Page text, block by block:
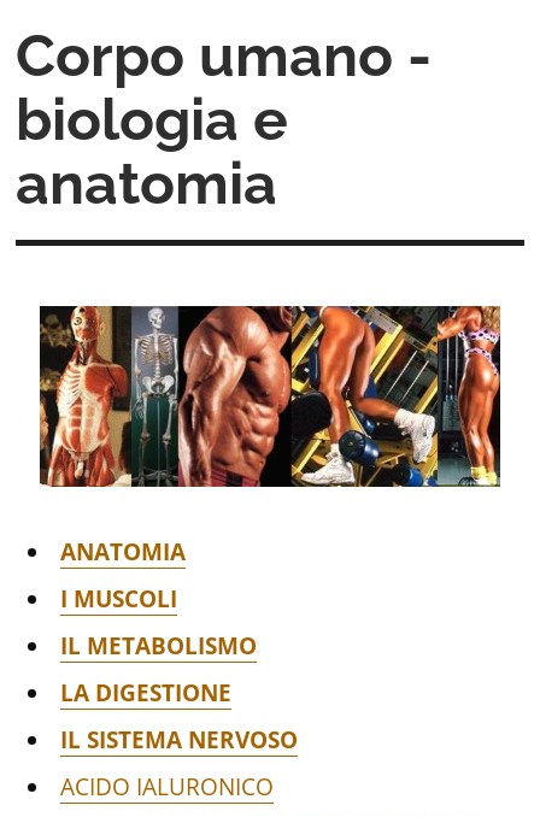
Corpo umano -
biologia e
anatomia
ANATOMIA
I MUSCOLI
IL METABOLISMO
LA DIGESTIONE
IL SISTEMA NERVOSO
ACIDO IALURONICO